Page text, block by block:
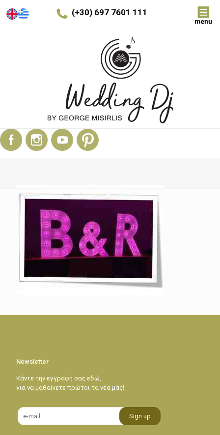
(+30) 697 7601 111
Newsletter
Κάντε την εγγραφή σας εδώ,
για να μαθαίνετε πρώτοι τα νέα μας!